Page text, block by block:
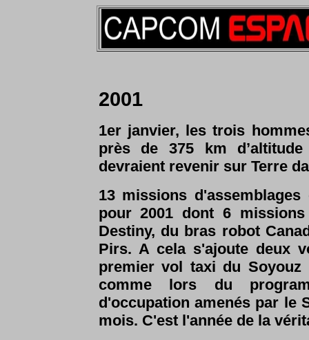
2001
1er janvier, les trois
près de 375 km
devraient revenir sur Terre
13 missions
pour 2001 dont 6
Destiny, du bras robot
Pirs. A cela s'ajoute deux
premier vol taxi du Soyouz
comme lors du
d'occupation amenés par le
mois. C'est l'année de la